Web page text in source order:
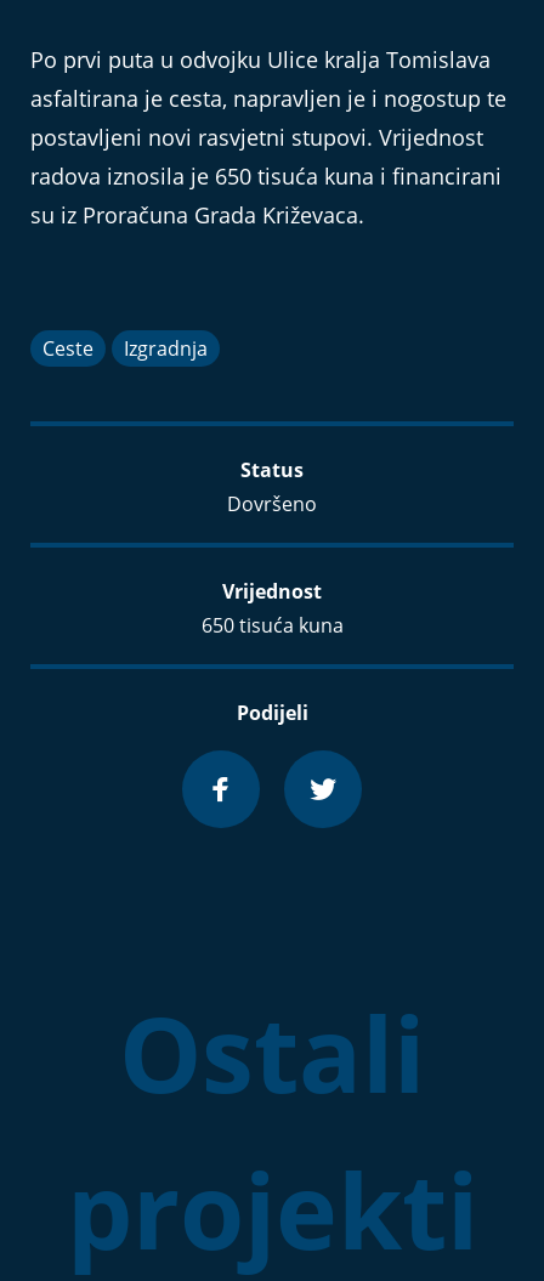
Po prvi puta u odvojku Ulice kralja Tomislava
asfaltirana je cesta, napravljen je i nogostup te
postavljeni novi rasvjetni stupovi. Vrijednost
radova iznosila je 650 tisuća kuna i financirani
su iz Proračuna Grada Križevaca.
Ceste Izgradnja
Status
Dovršeno
Vrijednost
650 tisuća kuna
Podijeli
Ostali
projekti